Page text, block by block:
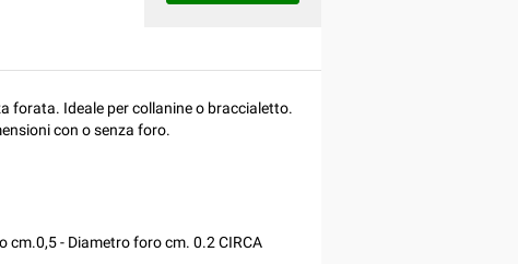
forata. Ideale per collanine o braccialetto.
con o senza foro.
cm.0,5 - Diametro foro cm. 0.2 CIRCA